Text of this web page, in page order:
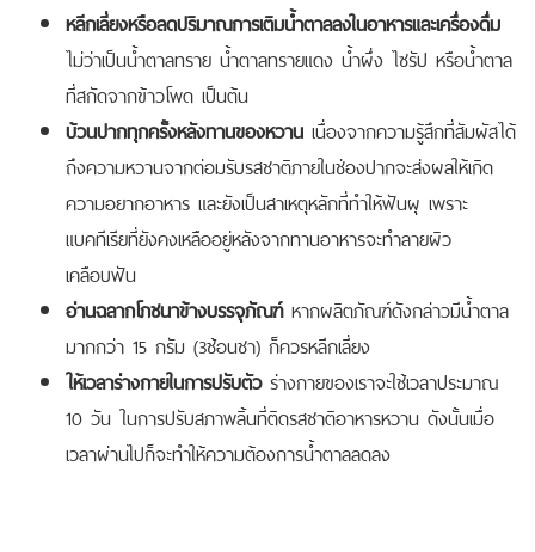
หลีกเลี่ยงหรือลดปริมาณการเติมน้ำตาลลงในอาหารและเครื่องดื่ม
ไม่ว่าเป็นน้ำตาลทราย น้ำตาลทรายแดง น้ำผึ่ง ไซรัป หรือน้ำตาล
ที่สกัดจากข้าวโพด เป็นต้น
บ้วนปากทุกครั้งหลังทานของหวาน เนื่องจากความรู้สึกที่สัมผัสได้
ถึงความหวานจากต่อมรับรสชาติภายในช่องปากจะส่งผลให้เกิด
ความอยากอาหาร และยังเป็นสาเหตุหลักที่ทำให้ฟันผุ เพราะ
แบคทีเรียที่ยังคงเหลืออยู่หลังจากทานอาหารจะทำลายผิว
เคลือบฟัน
อ่านฉลากโภชนาข้างบรรจุภัณฑ์หากผลิตภัณฑ์ดังกล่าวมีน้ำตาล
มากกว่า 15 กรัม (3ช้อนชา) ก็ควรหลีกเลี่ยง
ให้เวลาร่างกายในการปรับตัว ร่างกายของเราจะใช้เวลาประมาณ
10 วัน ในการปรับสภาพลิ้นที่ติดรสชาติอาหารหวาน ดังนั้นเมื่อ
เวลาผ่านไปก็จะทำให้ความต้องการน้ำตาลลดลง